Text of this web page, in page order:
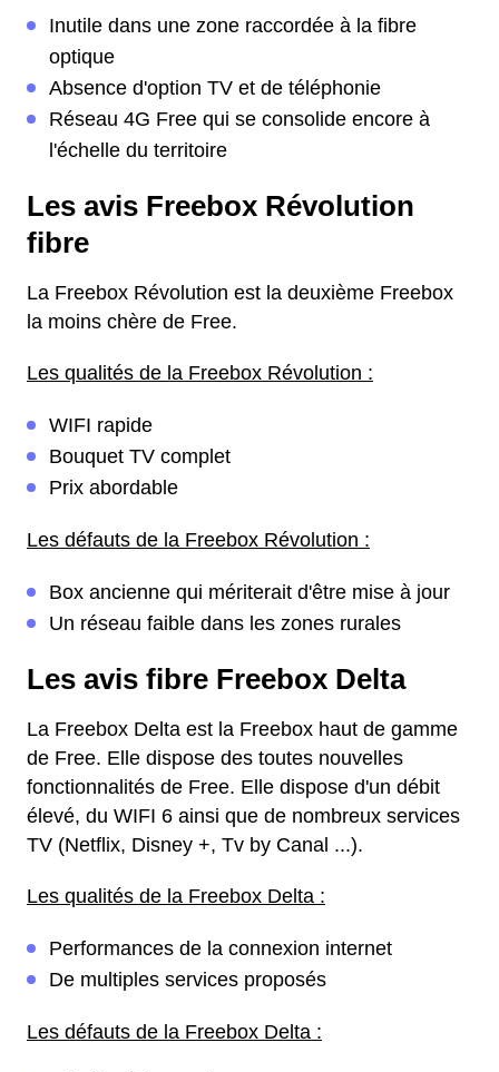
Inutile dans une zone raccordée à la fibre
optique
Absence d'option TV et de téléphonie
Réseau 4G Free qui se consolide encore à
l'échelle du territoire
Les avis Freebox Révolution
fibre
La Freebox Révolution est la deuxième Freebox
la moins chère de Free.
Les qualités de la Freebox Révolution :
WIFI rapide
Bouquet TV complet
Prix abordable
Les défauts de la Freebox Révolution :
Box ancienne qui mériterait d'être mise à jour
Un réseau faible dans les zones rurales
Les avis fibre Freebox Delta
La Freebox Delta est la Freebox haut de gamme
de Free. Elle dispose des toutes nouvelles
fonctionnalités de Free. Elle dispose d'un débit
élevé, du WIFI 6 ainsi que de nombreux services
TV (Netflix, Disney +, Tv by Canal ...).
Les qualités de la Freebox Delta :
Performances de la connexion internet
De multiples services proposés
Les défauts de la Freebox Delta :